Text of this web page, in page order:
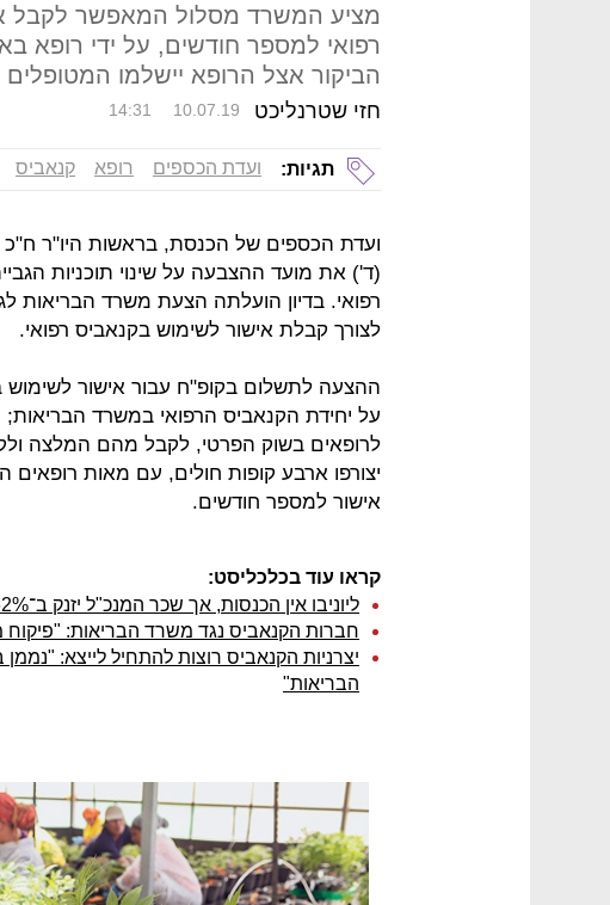
מציע המשרד מסלול המאפשר לקבל
רפואי למספר חודשים, על ידי רופא
הביקור אצל הרופא יישלמו המטופלים אגרה
חזי שטרנליכט 14:31 10.07.19
תגיות: ועדת הכספים רופא קנאביס
ועדת הכספים של הכנסת, בראשות היו"ר ח"כ
(ד') את מועד ההצבעה על שינוי תוכניות
לצורך קבלת אישור לשימוש בקנאביס רפואי.
ההצעה לתשלום בקופ"ח עבור אישור
על יחידת הקנאביס הרפואי במשרד הבריאות;
לרופאים בשוק הפרטי, לקבל מהם המלצה
יצורפו ארבע קופות חולים, עם מאות רופאים
אישור למספר חודשים.
קראו עוד בכלכליסט:
ליוניבו אין הכנסות, אך שכר המנכ"ל יזנק ב־62%
חברות הקנאביס נגד משרד הבריאות: "פיקוח
יצרניות הקנאביס רוצות להתחיל לייצא:
הבריאות"